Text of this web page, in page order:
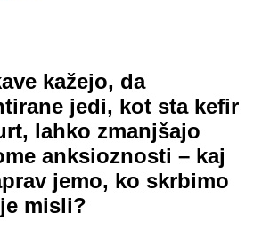
kažejo, da
jedi, kot sta kefir
lahko zmanjšajo
anksioznosti – kaj
jemo, ko skrbimo
misli?